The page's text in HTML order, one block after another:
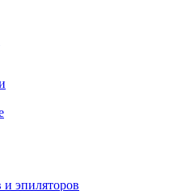
и эпиляторов